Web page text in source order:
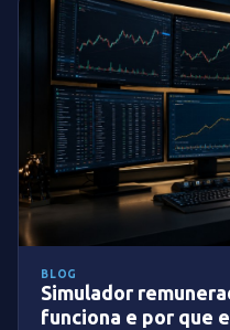
BLOG
Simulador
funciona e por que